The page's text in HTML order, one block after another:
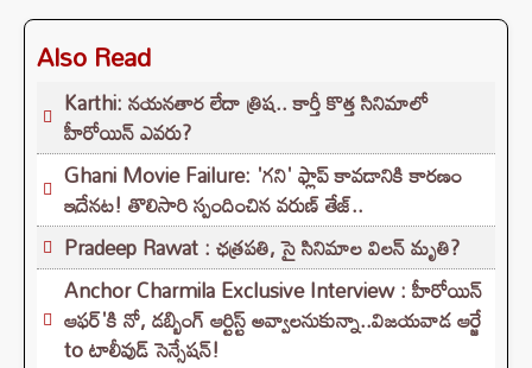
Also Read
Karthi: నయనతార లేదా త్రిష.. కార్తీ కొత్త సినిమాలో
హీరోయిన్ ఎవరు?
Ghani Movie Failure: 'గని' ఫ్లాప్‌ కావడానికి కారణం
ఇదేనట! తొలిసారి స్పందించిన వరుణ్ తేజ్..
Pradeep Rawat : ఛత్రపతి, సై సినిమాల విలన్ మృతి?
Anchor Charmila Exclusive Interview : హీరోయిన్
ఆఫర్'కి నో, డబ్బింగ్ ఆర్టిస్ట్ అవ్వాలనుకున్నా..విజయవాడ ఆర్జే
to టాలీవుడ్ సెన్సేషన్!